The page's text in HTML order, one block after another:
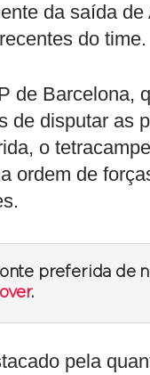
da saída
do time.
de Barcelona,
de disputar as
o
ordem de
preferida de
.
pela